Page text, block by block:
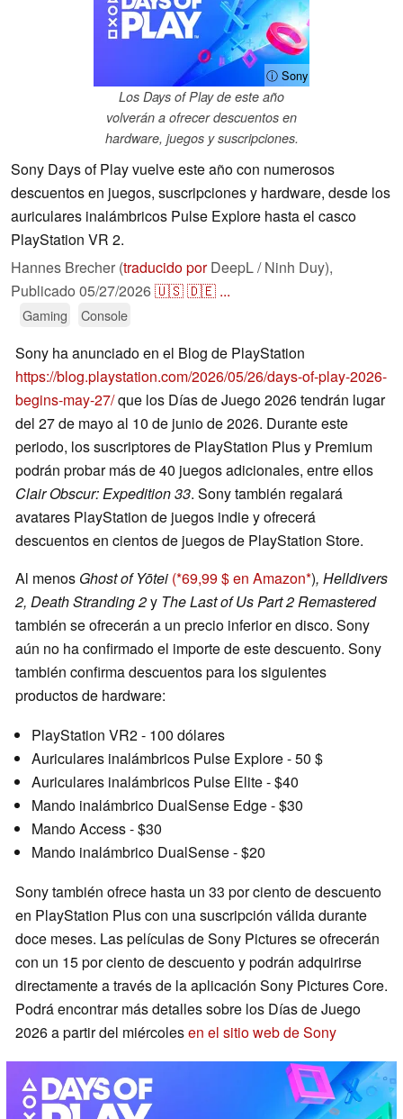
ⓘ Sony
Los Days of Play de este año
volverán a ofrecer descuentos en
hardware, juegos y suscripciones.
Sony Days of Play vuelve este año con numerosos
descuentos en juegos, suscripciones y hardware, desde los
auriculares inalámbricos Pulse Explore hasta el casco
PlayStation VR 2.
Hannes Brecher (traducido porDeepL / Ninh Duy),
Publicado 05/27/2026🇺🇸🇩🇪 ...
Gaming Console
Sony ha anunciado en el Blog de PlayStation
https://blog.playstation.com/2026/05/26/days-of-play-2026-
begins-may-27/que los Días de Juego 2026 tendrán lugar
del 27 de mayo al 10 de junio de 2026. Durante este
periodo, los suscriptores de PlayStation Plus y Premium
podrán probar más de 40 juegos adicionales, entre ellos
Clair Obscur: Expedition 33. Sony también regalará
avatares PlayStation de juegos indie y ofrecerá
descuentos en cientos de juegos de PlayStation Store.
Al menos Ghost of Yōtei ( 69,99 $ en Amazon ), Helldivers
2, Death Stranding 2y The Last of Us Part 2 Remastered
también se ofrecerán a un precio inferior en disco. Sony
aún no ha confirmado el importe de este descuento. Sony
también confirma descuentos para los siguientes
productos de hardware:
PlayStation VR2 - 100 dólares
Auriculares inalámbricos Pulse Explore - 50 $
Auriculares inalámbricos Pulse Elite - $40
Mando inalámbrico DualSense Edge - $30
Mando Access - $30
Mando inalámbrico DualSense - $20
Sony también ofrece hasta un 33 por ciento de descuento
en PlayStation Plus con una suscripción válida durante
doce meses. Las películas de Sony Pictures se ofrecerán
con un 15 por ciento de descuento y podrán adquirirse
directamente a través de la aplicación Sony Pictures Core.
Podrá encontrar más detalles sobre los Días de Juego
2026 a partir del miércolesen el sitio web de Sony